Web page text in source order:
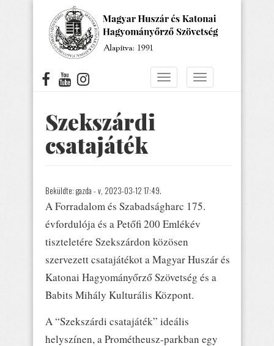
Navigáció
Navigáció
Szekszárdi
csatajáték
Beküldte: gazda - v, 2023-03-12 17:49.
A Forradalom és Szabadságharc 175.
évfordulója és a Petőfi 200 Emlékév
tiszteletére Szekszárdon közösen
szervezett csatajátékot a Magyar Huszár és
Katonai Hagyományőrző Szövetség és a
Babits Mihály Kulturális Központ.
A “Szekszárdi csatajáték” ideális
helyszínen, a Prométheusz-parkban egy